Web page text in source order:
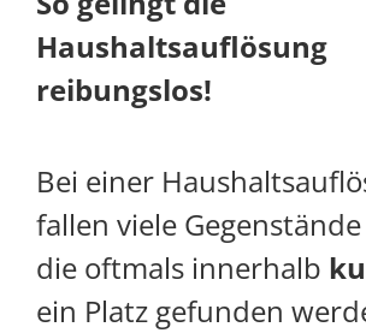
Haushaltsauflösung
reibungslos!
Bei einer
fallen viele
die oftmals innerhalb
ein Platz gefunden